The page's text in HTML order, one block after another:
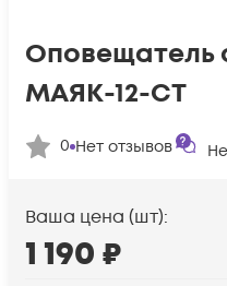
Оповещатель
МАЯК-12-СТ
0 Нет отзывов
Ваша цена (шт):
1 190 ₽